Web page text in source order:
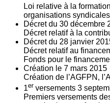
Loi relative à la
organisations
Décret du 30 décembre
Décret relatif à la
Décret du 28 janvier
Décret relatif au
Fonds pour le
Création le 7 mars 2015
Création de l’AGFPN,
1er versements 3
Premiers versements